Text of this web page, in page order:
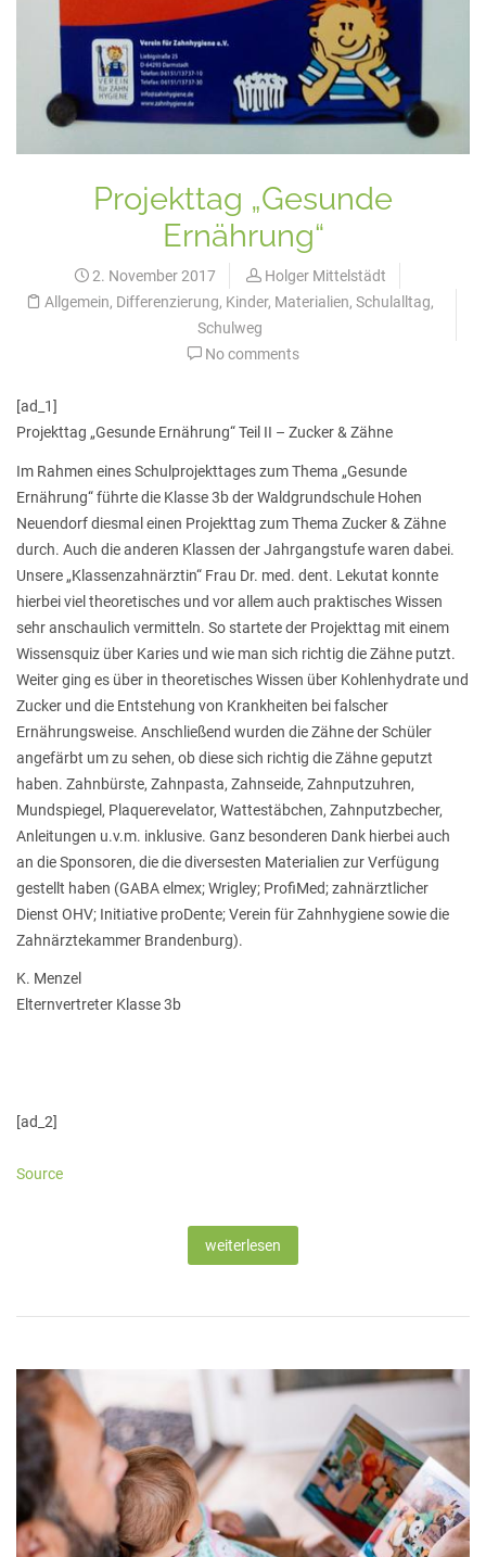
Projekttag „Gesunde
Ernährung“
2. November 2017
Holger Mittelstädt
Allgemein, Differenzierung, Kinder, Materialien, Schulalltag,
Schulweg
No comments
[ad_1]
Projekttag „Gesunde Ernährung“ Teil II – Zucker & Zähne
Im Rahmen eines Schulprojekttages zum Thema „Gesunde
Ernährung“ führte die Klasse 3b der Waldgrundschule Hohen
Neuendorf diesmal einen Projekttag zum Thema Zucker & Zähne
durch. Auch die anderen Klassen der Jahrgangstufe waren dabei.
Unsere „Klassenzahnärztin“ Frau Dr. med. dent. Lekutat konnte
hierbei viel theoretisches und vor allem auch praktisches Wissen
sehr anschaulich vermitteln. So startete der Projekttag mit einem
Wissensquiz über Karies und wie man sich richtig die Zähne putzt.
Weiter ging es über in theoretisches Wissen über Kohlenhydrate und
Zucker und die Entstehung von Krankheiten bei falscher
Ernährungsweise. Anschließend wurden die Zähne der Schüler
angefärbt um zu sehen, ob diese sich richtig die Zähne geputzt
haben. Zahnbürste, Zahnpasta, Zahnseide, Zahnputzuhren,
Mundspiegel, Plaquerevelator, Wattestäbchen, Zahnputzbecher,
Anleitungen u.v.m. inklusive. Ganz besonderen Dank hierbei auch
an die Sponsoren, die die diversesten Materialien zur Verfügung
gestellt haben (GABA elmex; Wrigley; ProfiMed; zahnärztlicher
Dienst OHV; Initiative proDente; Verein für Zahnhygiene sowie die
Zahnärztekammer Brandenburg).
K. Menzel
Elternvertreter Klasse 3b
[ad_2]
Source
weiterlesen